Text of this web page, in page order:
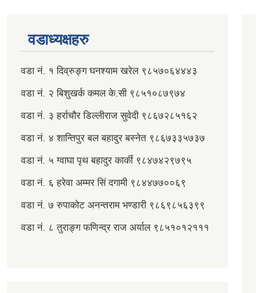
वडाध्यक्षहरु
वडा नं. १ दिव्रुङ्ग घनश्याम खरेल ९८५७०६४४४३
वडा नं. २ ‌‍बिशुखर्क कमल के.सी ९८५१०८७९७४
वडा नं. ३ हर्राचौर डिल्लीराज सुवेदी ९८६७२८५१६२
वडा नं. ४ शान्तिपुर बल बहादुर बस्नेत​ ९८६७३३५७३७
वडा नं. ५ ग्वाघा पृथ बहादुर कार्की ९८४७४२९७९५
वडा नं. ६ हरेवा अम्मर सिं दगामी​ ९८४४७७००६९
वडा नं. ७ ‌‍रुपाकोट अनन्तराम भण्डारी ९८६९८५६३९९
वडा नं. ८ तुराङ्ग फणिन्द्र राज अर्याल ९८५१०१२१११